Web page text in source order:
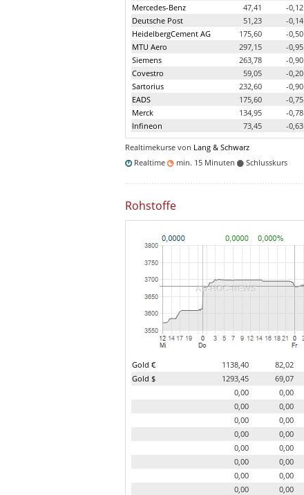
Mercedes-Benz
47,41 -0,12
Deutsche Post
51,23 -0,14
HeidelbergCement AG
175,60 -0,50
MTU Aero
297,15 -0,95
Siemens
263,78 -0,90
Covestro
59,05 -0,20
Sartorius
232,60 -0,90
EADS
175,60 -0,75
Merck
134,95 -0,78
Infineon
73,45 -0,63
Realtimekurse von Lang & Schwarz
Realtime
min. 15 Minuten Schlusskurs
Rohstoffe
Gold € 1138,40 82,02
Gold $
1293,45 69,07
0,00
0,00
0,00
0,00
0,00
0,00
0,00
0,00
0,00
0,00
0,00
0,00
0,00
0,00
0,00
0,00